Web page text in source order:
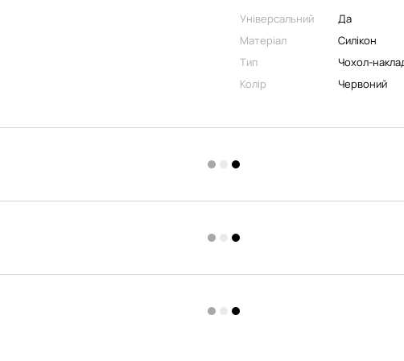
Універсальний
Да
Матеріал
Силікон
Тип
Чохол-
Колір
Червоний